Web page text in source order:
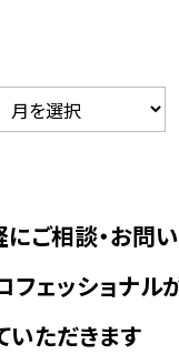
にご相談・お問
フェッショナル
いただきます